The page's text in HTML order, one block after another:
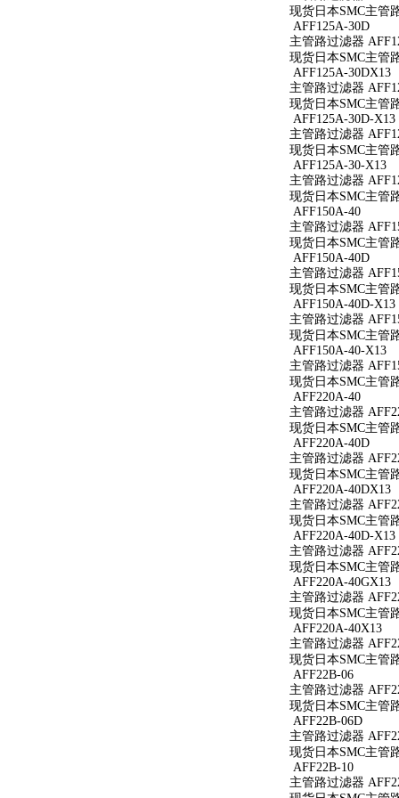
现货日本SMC主管
AFF125A-30D
主管路过滤器
现货日本SMC主管
AFF125A-30DX13
主管路过滤器
现货日本SMC主管
AFF125A-30D-X13
主管路过滤器
现货日本SMC主管
AFF125A-30-X13
主管路过滤器
现货日本SMC主管
AFF150A-40
主管路过滤器
现货日本SMC主管
AFF150A-40D
主管路过滤器
现货日本SMC主管
AFF150A-40D-X13
主管路过滤器
现货日本SMC主管
AFF150A-40-X13
主管路过滤器
现货日本SMC主管
AFF220A-40
主管路过滤器
现货日本SMC主管
AFF220A-40D
主管路过滤器
现货日本SMC主管
AFF220A-40DX13
主管路过滤器
现货日本SMC主管
AFF220A-40D-X13
主管路过滤器
现货日本SMC主管
AFF220A-40GX13
主管路过滤器
现货日本SMC主管
AFF220A-40X13
主管路过滤器
现货日本SMC主管
AFF22B-06
主管路过滤器
现货日本SMC主管
AFF22B-06D
主管路过滤器
现货日本SMC主管
AFF22B-10
主管路过滤器